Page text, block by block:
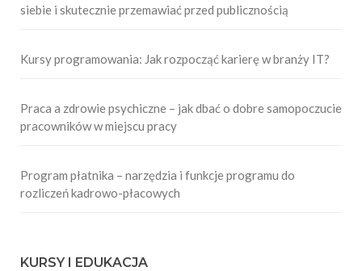
siebie i skutecznie przemawiać przed publicznością
Kursy programowania: Jak rozpocząć karierę w branży IT?
Praca a zdrowie psychiczne – jak dbać o dobre samopoczucie
pracowników w miejscu pracy
Program płatnika – narzędzia i funkcje programu do
rozliczeń kadrowo-płacowych
KURSY I EDUKACJA